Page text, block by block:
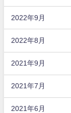
2022年9月
2022年8月
2021年9月
2021年7月
2021年6月